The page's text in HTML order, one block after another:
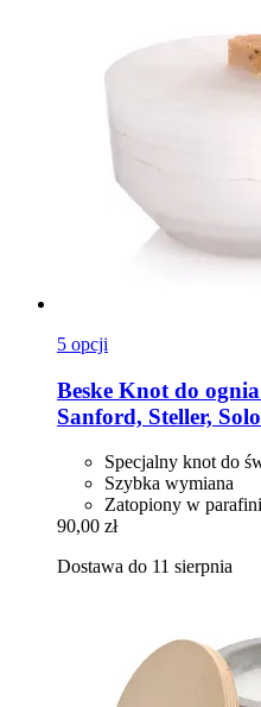
5 opcji
Beske Knot do ognia
Sanford, Steller, Solo
Specjalny knot do
Szybka wymiana
Zatopiony w
90,00 zł
Dostawa do 11 sierpnia